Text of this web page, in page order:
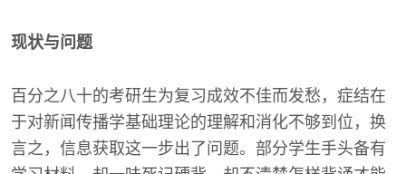
现状与问题
百分之八十的考研生为复习成效不佳而发愁，症结在
于对新闻传播学基础理论的理解和消化不够到位，换
言之，信息获取这一步出了问题。部分学生手头备有